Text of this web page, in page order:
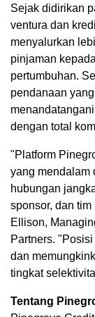
Sejak didirikan
ventura dan
menyalurkan
pinjaman
pertumbuhan.
pendanaan
dengan total
"Platform
yang mendalam
hubungan
sponsor, dan
Ellison,
Partners.
dan
tingkat
Tentang